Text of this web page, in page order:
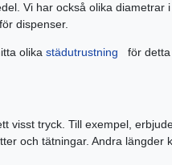
Vi har också olika diametrar
dispenser.
olika städutrustning
för
visst tryck. Till exempel,
och tätningar. Andra längder